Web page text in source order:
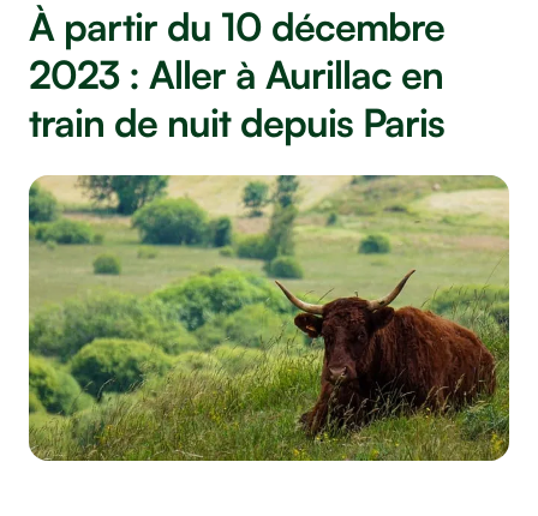
À partir du 10 décembre
2023 : Aller à Aurillac en
train de nuit depuis Paris